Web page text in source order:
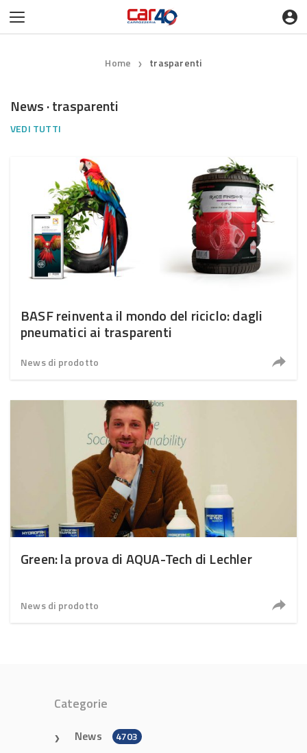
Home ❯ trasparenti
News · trasparenti
VEDI TUTTI
BASF reinventa il mondo del riciclo: dagli
pneumatici ai trasparenti
News di prodotto
Green: la prova di AQUA-Tech di Lechler
News di prodotto
Categorie
News 4703